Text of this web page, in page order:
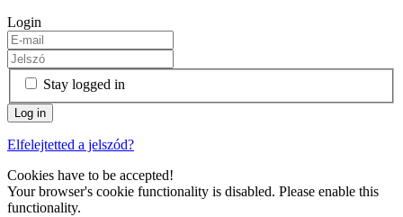
Login
Stay logged in
Elfelejtetted a jelszód?
Cookies have to be accepted!
Your browser's cookie functionality is disabled. Please enable this
functionality.